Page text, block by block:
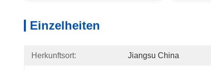
Einzelheiten
Herkunftsort: Jiangsu China